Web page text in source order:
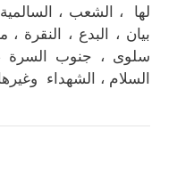
لها ، الشعب ،
بيان ، البدع ، النقرة
سلوى ، جنوب السرة
السلام ، الشهداء